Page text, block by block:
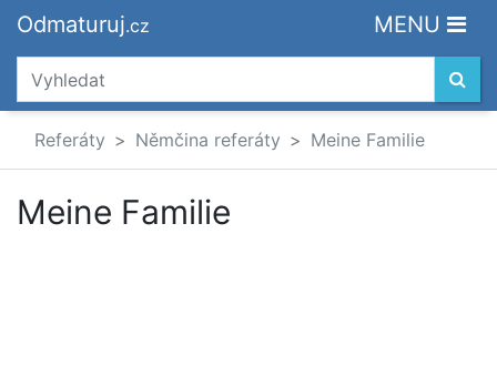
Odmaturuj.cz MENU
Referáty Němčina referáty Meine Familie
Meine Familie